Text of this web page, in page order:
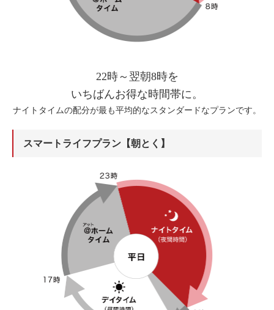
22時～翌朝8時を
いちばんお得な時間帯に。
ナイトタイムの配分が最も平均的なスタンダードなプランです。
スマートライフプラン【朝とく】